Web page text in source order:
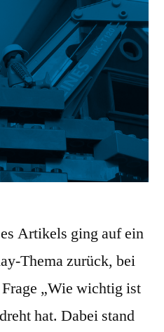
Artikels ging auf ein
Thema zurück, bei
„Wie wichtig ist
hat. Dabei stand